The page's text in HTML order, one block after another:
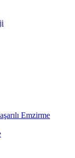
Emzirme